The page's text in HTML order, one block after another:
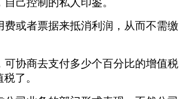
己控制的私人印鉴。
或者票据来抵消利润，从而不需缴
协商去支付多少个百分比的增值税
了。